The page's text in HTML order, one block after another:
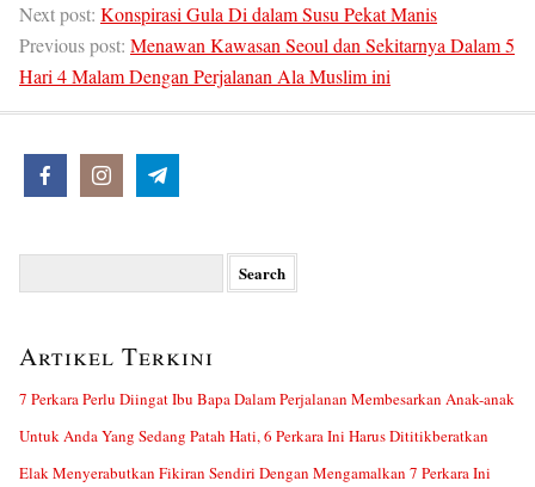
Next post: Konspirasi Gula Di dalam Susu Pekat Manis
Previous post: Menawan Kawasan Seoul dan Sekitarnya Dalam 5
Hari 4 Malam Dengan Perjalanan Ala Muslim ini
Artikel Terkini
7 Perkara Perlu Diingat Ibu Bapa Dalam Perjalanan Membesarkan Anak-anak
Untuk Anda Yang Sedang Patah Hati, 6 Perkara Ini Harus Dititikberatkan
Elak Menyerabutkan Fikiran Sendiri Dengan Mengamalkan 7 Perkara Ini